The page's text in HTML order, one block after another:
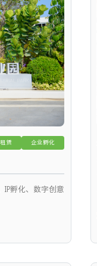
赁 企业孵化
IP孵化、数字创意